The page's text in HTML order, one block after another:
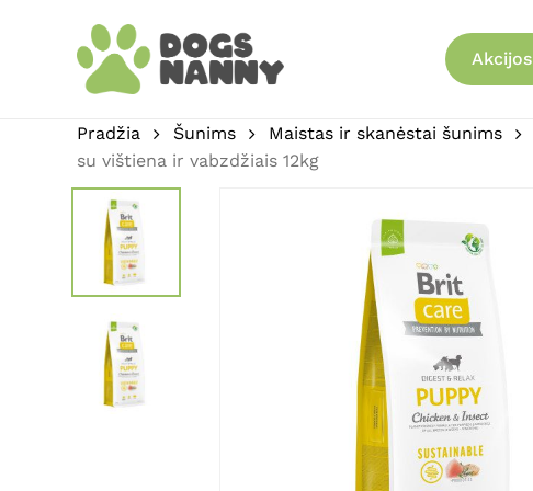
Akcijos
Pradžia Šunims Maistas ir skanėstai šunims
su vištiena ir vabzdžiais 12kg